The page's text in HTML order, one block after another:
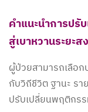
คำแนะนำการปรั
สู่เบาหวานระยะส
ผู้ป่วยสามารถเลือก
กับวิถีชีวิตฐานะ รา
ปรับเปลี่ยนพฤติกร